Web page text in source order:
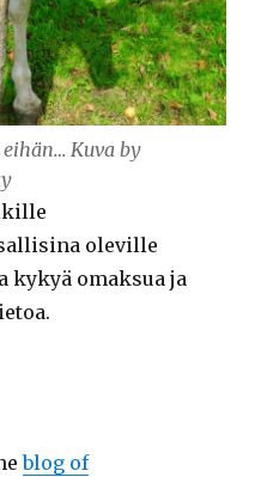
Kuva by
oleville
kykyä omaksua ja
blog of